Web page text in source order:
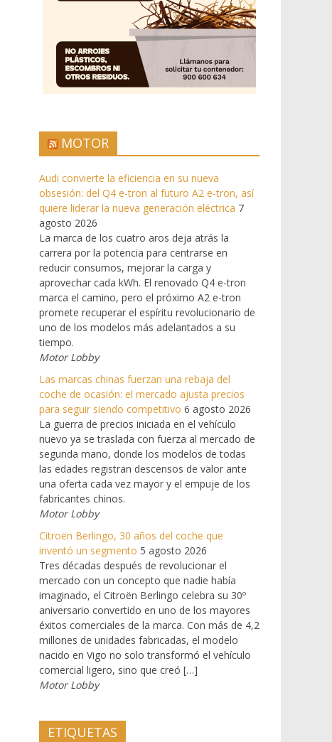
MOTOR
Audi convierte la eficiencia en su nueva
obsesión: del Q4 e-tron al futuro A2 e-tron, así
quiere liderar la nueva generación eléctrica 7
agosto 2026
La marca de los cuatro aros deja atrás la
carrera por la potencia para centrarse en
reducir consumos, mejorar la carga y
aprovechar cada kWh. El renovado Q4 e-tron
marca el camino, pero el próximo A2 e-tron
promete recuperar el espíritu revolucionario de
uno de los modelos más adelantados a su
tiempo.
Motor Lobby
Las marcas chinas fuerzan una rebaja del
coche de ocasión: el mercado ajusta precios
para seguir siendo competitivo 6 agosto 2026
La guerra de precios iniciada en el vehículo
nuevo ya se traslada con fuerza al mercado de
segunda mano, donde los modelos de todas
las edades registran descensos de valor ante
una oferta cada vez mayor y el empuje de los
fabricantes chinos.
Motor Lobby
Citroën Berlingo, 30 años del coche que
inventó un segmento 5 agosto 2026
Tres décadas después de revolucionar el
mercado con un concepto que nadie había
imaginado, el Citroën Berlingo celebra su 30º
aniversario convertido en uno de los mayores
éxitos comerciales de la marca. Con más de 4,2
millones de unidades fabricadas, el modelo
nacido en Vigo no solo transformó el vehículo
comercial ligero, sino que creó […]
Motor Lobby
ETIQUETAS